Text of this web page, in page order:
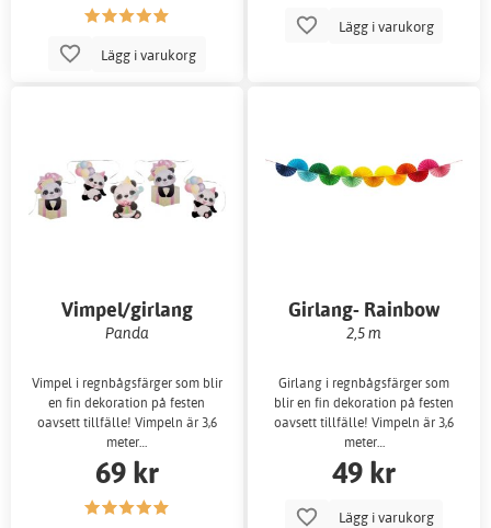
Lägg i varukorg
Lägg i varukorg
Vimpel/girlang
Panda
Vimpel i regnbågsfärger som blir
en fin dekoration på festen
oavsett tillfälle! Vimpeln är 3,6
meter…
69 kr
Girlang- Rainbow
2,5 m
Girlang i regnbågsfärger som
blir en fin dekoration på festen
oavsett tillfälle! Vimpeln är 3,6
meter…
49 kr
Lägg i varukorg